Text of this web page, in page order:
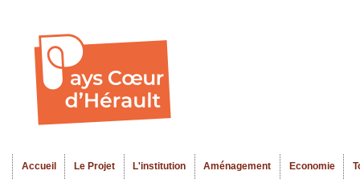
Menu principal
Accueil Le Projet L'institution Aménagement Economie